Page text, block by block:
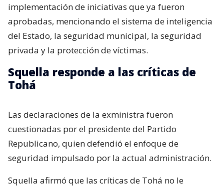
implementación de iniciativas que ya fueron
aprobadas, mencionando el sistema de inteligencia
del Estado, la seguridad municipal, la seguridad
privada y la protección de víctimas.
Squella responde a las críticas de
Tohá
Las declaraciones de la exministra fueron
cuestionadas por el presidente del Partido
Republicano, quien defendió el enfoque de
seguridad impulsado por la actual administración.
Squella afirmó que las críticas de Tohá no le